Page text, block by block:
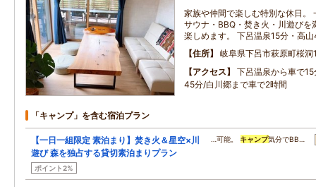
家族や仲間で楽しむ特別な休日。
サウナ・BBQ・焚き火・川遊びを
楽しめます。 下呂温泉15分・高
住所
岐阜県下呂市萩原町桜洞
アクセス
下呂温泉から車で
45分/白川郷まで車で2時間
「キャンプ」を含む宿泊プラン
【一日一組限定 素泊まり】焚き火＆星空×川
遊び 森を独占する貸切素泊まりプラン
ポイント2%
…可能。 キャンプ気分でBB…